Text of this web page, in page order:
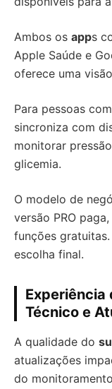
Ambos os apps
Apple Saúde e
oferece uma
Para pessoas
sincroniza com
monitorar
glicemia.
O modelo de
versão PRO
funções
escolha final.
Experiência
Técnico e
A qualidade do
atualizações
do